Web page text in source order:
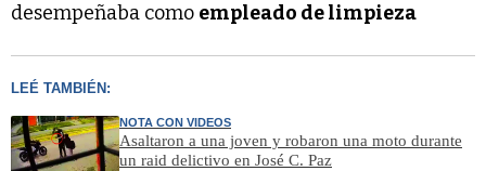
desempeñaba como empleado de limpieza
LEÉ TAMBIÉN:
NOTA CON VIDEOS
Asaltaron a una joven y robaron una moto durante
un raid delictivo en José C. Paz